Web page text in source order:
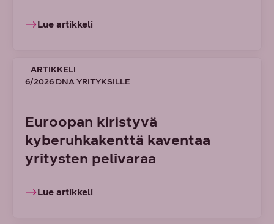
Lue artikkeli
ARTIKKELI
6/2026 DNA YRITYKSILLE
Euroopan kiristyvä
kyberuhkakenttä kaventaa
yritysten pelivaraa
Lue artikkeli